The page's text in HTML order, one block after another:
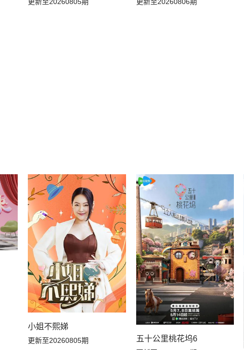
小姐不熙娣
更新至20260805期 五十公里桃花坞6